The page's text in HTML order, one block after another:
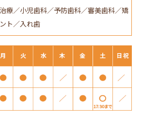
療／小児歯科／予防歯科／審美歯科／矯
ト／入れ歯